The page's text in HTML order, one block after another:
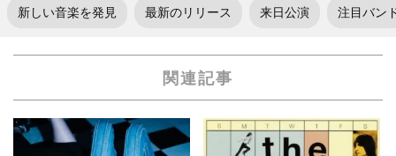
新しい音楽を発見 最新のリリース 来日公演 注目バン
関連記事